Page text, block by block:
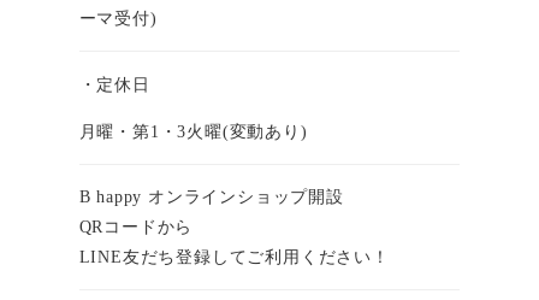
ーマ受付)
・定休日
月曜・第1・3火曜(変動あり)
B happy オンラインショップ開設
QRコードから
LINE友だち登録してご利用ください！